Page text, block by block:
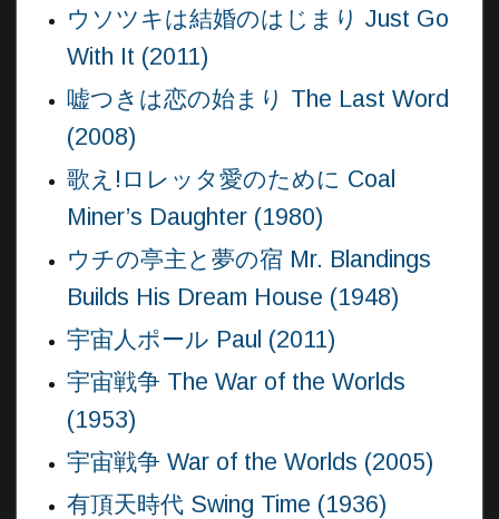
ウソツキは結婚のはじまり Just Go
With It (2011)
嘘つきは恋の始まり The Last Word
(2008)
歌え!ロレッタ愛のために Coal
Miner’s Daughter (1980)
ウチの亭主と夢の宿 Mr. Blandings
Builds His Dream House (1948)
宇宙人ポール Paul (2011)
宇宙戦争 The War of the Worlds
(1953)
宇宙戦争 War of the Worlds (2005)
有頂天時代 Swing Time (1936)